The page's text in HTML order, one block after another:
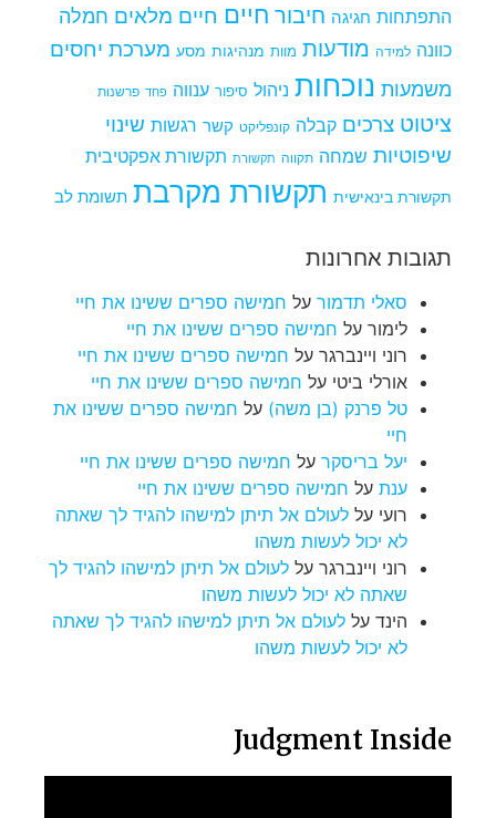
התפתחות חגיגה חיבור חיים חיים מלאים חמלה
כוונה למידה מודעות מוות מנהיגות מסע מערכת יחסים
משמעות נוכחות ניהול סיפור ענווה פחד פרשנות
ציטוט צרכים קבלה קונפליקט קשר רגשות שינוי
שיפוטיות שמחה תקווה תקשורת תקשורת אפקטיבית
תקשורת בינאישית תקשורת מקרבת תשומת לב
תגובות אחרונות
סאלי תדמור על חמישה ספרים ששינו את חיי
לימור על חמישה ספרים ששינו את חיי
רוני ויינברגר על חמישה ספרים ששינו את חיי
אורלי ביטי על חמישה ספרים ששינו את חיי
טל פרנק (בן משה) על חמישה ספרים ששינו את
חיי
יעל בריסקר על חמישה ספרים ששינו את חיי
ענת על חמישה ספרים ששינו את חיי
רועי על לעולם אל תיתן למישהו להגיד לך שאתה
לא יכול לעשות משהו
רוני ויינברגר על לעולם אל תיתן למישהו להגיד לך
שאתה לא יכול לעשות משהו
הינד על לעולם אל תיתן למישהו להגיד לך שאתה
לא יכול לעשות משהו
Judgment Inside